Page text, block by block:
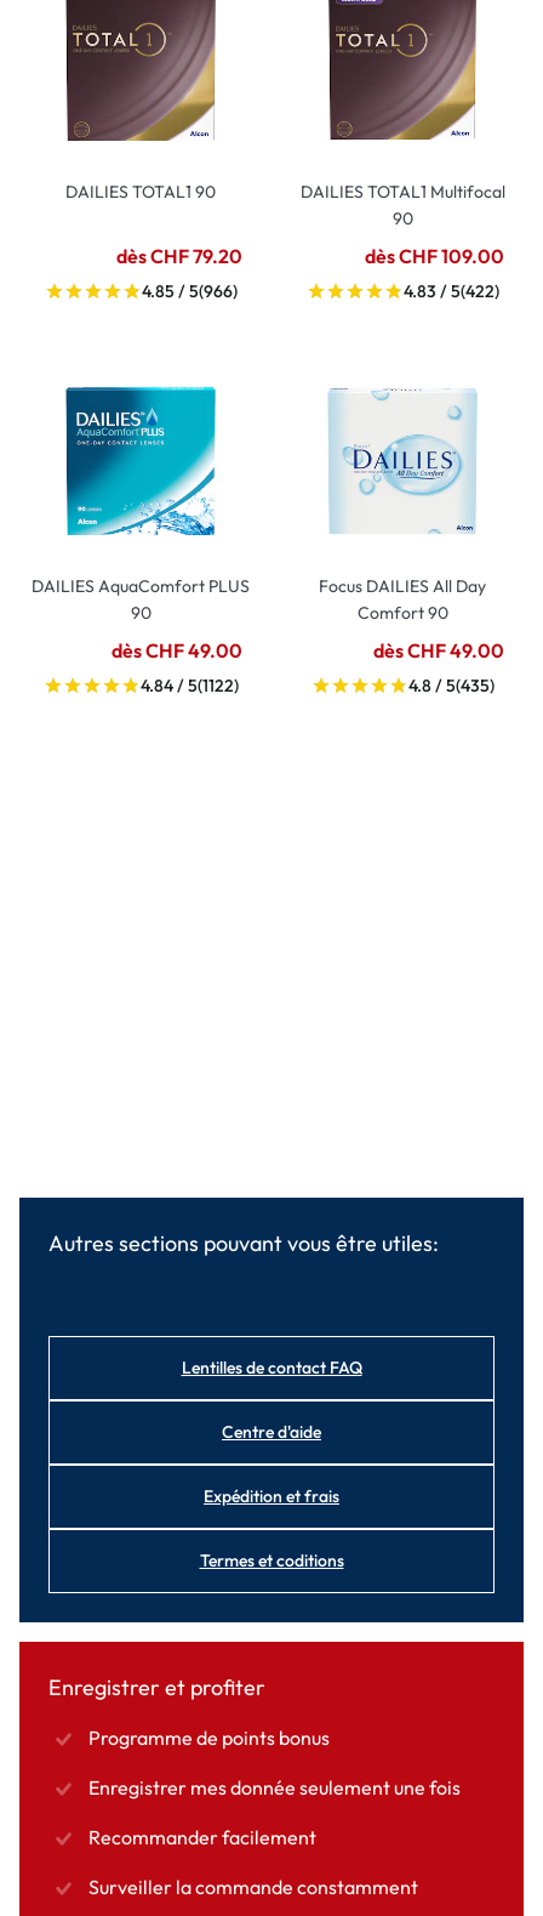
DAILIES TOTAL1 90
dès CHF 79.20
4.85 / 5(966)
DAILIES TOTAL1 Multifocal
90
dès CHF 109.00
4.83 / 5(422)
DAILIES AquaComfort PLUS
90
dès CHF 49.00
4.84 / 5(1122)
Focus DAILIES All Day
Comfort 90
dès CHF 49.00
4.8 / 5(435)
Autres sections pouvant vous être utiles:
Lentilles de contact FAQ
Centre d'aide
Expédition et frais
Termes et coditions
Enregistrer et profiter
Programme de points bonus
Enregistrer mes donnée seulement une fois
Recommander facilement
Surveiller la commande constamment